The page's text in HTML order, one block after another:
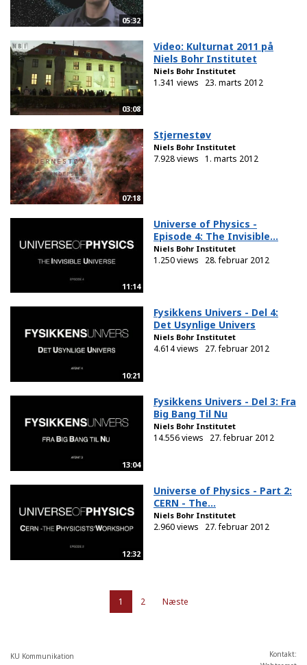
05:32
03:08
Video: Kulturnat 2011 på
Niels Bohr Institutet
Niels Bohr Institutet
1.341 views 23. marts 2012
07:18
Stjernestøv
Niels Bohr Institutet
7.928 views 1. marts 2012
11:14
Universe of Physics -
Episode 4: The Invisible...
Niels Bohr Institutet
1.250 views 28. februar 2012
10:21
Fysikkens Univers - Del 4:
Det Usynlige Univers
Niels Bohr Institutet
4.614 views 27. februar 2012
13:04
Fysikkens Univers - Del 3: Fra
Big Bang Til Nu
Niels Bohr Institutet
14.556 views 27. februar 2012
12:32
Universe of Physics - Part 2:
CERN - The...
Niels Bohr Institutet
2.960 views 27. februar 2012
1 2 Næste
KU Kommunikation
Kontakt: